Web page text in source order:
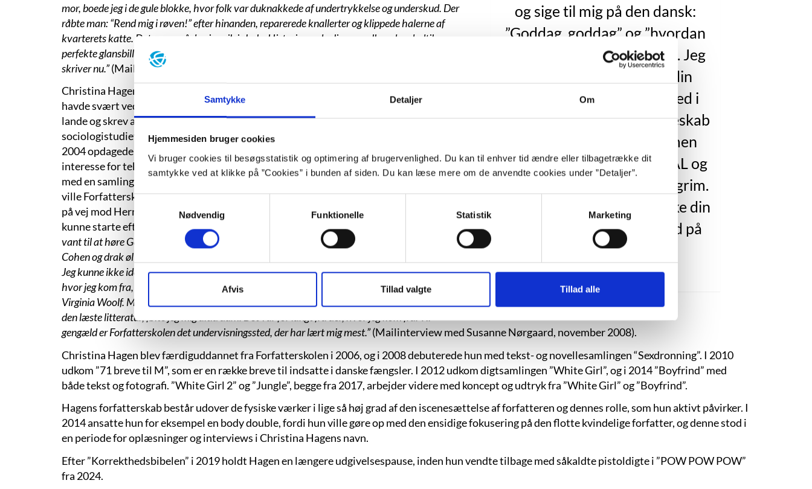
Samtykke Detaljer Om
Hjemmesiden bruger cookies
Vi bruger cookies til besøgsstatistik og optimering af brugervenlighed. Du kan til enhver tid ændre eller tilbagetrække dit
samtykke ved at klikke på ”Cookies” i bunden af siden. Du kan læse mere om de anvendte cookies under ”Detaljer”.
Samtykkevalg
Nødvendig
Funktionelle Statistik Marketing
Afvis Tillad valgte Tillad alle
og sige til mig på den dansk:
”Goddag, goddag” og ”hvordan
du har det?” som papegøje. Jeg
fucking lyst til at skære din
triviel mund af og putte ned i
syltetøjsglas og sætte i køleskab
og rigtig spise til jul sammen
med SVIN og PØLSE og KÅL og
anden ting, der lugte og er grim.
Du mig så gal gøre! Du lukke din
kæft eller jeg lave den vold på
dig, latinomand!”
”White Girl”, s. 9.
mor, boede jeg i de gule blokke, hvor folk var duknakkede af undertrykkelse og underskud. Der
råbte man: “Rend mig i røven!” efter hinanden, reparerede knallerter og klippede halerne af
kvarterets katte. Det var også der, jeg gik i skole. Historierne der ligger mellem de udadtil
perfekte glansbilleder og den kyniske råhed, der hersker i de gule blokke, er nok dem, jeg
skriver nu.”(Mailinterview med Susanne Nørgaard, 2008).
Christina Hagen flyttede hjemmefra som syttenårig og startede på HF i Aarhus, men
havde svært ved at samle sig om undervisningen og drømte sig i stedet væk til varme
lande og skrev artikler til On!Magazine. Senere rykkede hun til København og ind på
sociologistudiet, som hun dog hverken havde koncentration til eller interesse for. I
2004 opdagede hun Forfatterskolen, som appellerede til hende med sine frie rammer,
interesse for teksten for tekstens egen skyld og avantgardistiske præg. Hun søgte ind
med en samling tekster skrevet i kærestesorg. Christina Hagen regnede med, at nu
ville Forfatterskolen få sig et billigt grin af de tårevædede tekster, men en dag i toget
på vej mod Herning ringede rektor Hans Otto Jørgensen med beskeden om, at hun
kunne starte efter sommerferien:
“Forfatterskolen var en chokerende oplevelse. Jeg var
vant til at høre George Michael og tage på charterrejser. Her hørte man Nick Cave og Leonard
Cohen og drak øl på hverdage. Alle havde et voldsomt temperament og et voldsomt talent.
Jeg kunne ikke identificere mig med rollen som kunstner og følte mig aldrig helt hjemme. Der,
hvor jeg kom fra, læste vi ugeblade, og så skulle jeg pludselig læse Joyce og Dostojevskij og
Virginia Woolf. Mine tekster havde jeg ingen komplekser over, men i forhold til at diskutere
den læste litteratur, følte jeg mig altid dum. Det var for langt fra der, hvor jeg kom fra. Til
gengæld er Forfatterskolen det undervisningssted, der har lært mig mest.”(Mailinterview med Susanne Nørgaard, november 2008).
Christina Hagen blev færdiguddannet fra Forfatterskolen i 2006, og i 2008 debuterede hun med tekst- og novellesamlingen “Sexdronning”. I 2010
udkom ”71 breve til M”, som er en række breve til indsatte i danske fængsler. I 2012 udkom digtsamlingen ”White Girl”, og i 2014 ”Boyfrind” med
både tekst og fotografi. ”White Girl 2” og ”Jungle”, begge fra 2017, arbejder videre med koncept og udtryk fra ”White Girl” og ”Boyfrind”.
Hagens forfatterskab består udover de fysiske værker i lige så høj grad af den iscenesættelse af forfatteren og dennes rolle, som hun aktivt påvirker. I
2014 ansatte hun for eksempel en body double, fordi hun ville gøre op med den ensidige fokusering på den flotte kvindelige forfatter, og denne stod i
en periode for oplæsninger og interviews i Christina Hagens navn.
Efter ”Korrekthedsbibelen” i 2019 holdt Hagen en længere udgivelsespause, inden hun vendte tilbage med såkaldte pistoldigte i ”POW POW POW”
fra 2024.